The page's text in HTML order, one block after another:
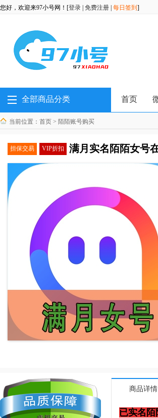
您好，欢迎来97小号网！[登录 免费注册 每日签到 ]
全部商品分类 首页
当前位置： 首页 > 陌陌账号购买
担保交易 VIP折扣 满月实名陌陌女号
商品详情
已实名